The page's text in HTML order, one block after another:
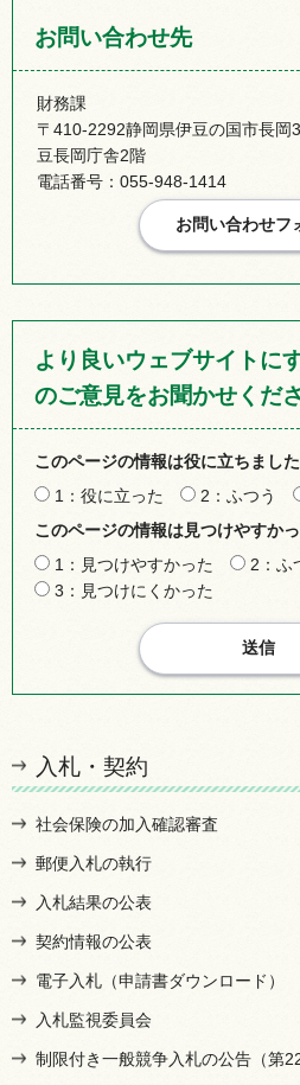
お問い合わせ先
財務課
〒410-2292静岡県伊豆の国市長
豆長岡庁舎2階
電話番号：055-948-1414
より良いウェブサイトに
のご意見をお聞かせくだ
このページの情報は役に立ちまし
1：役に立った
2：ふつう
このページの情報は見つけやすか
1：見つけやすかった
2：ふ
3：見つけにくかった
入札・契約
社会保険の加入確認審査
郵便入札の執行
入札結果の公表
契約情報の公表
電子入札（申請書ダウンロード）
入札監視委員会
制限付き一般競争入札の公告（第22